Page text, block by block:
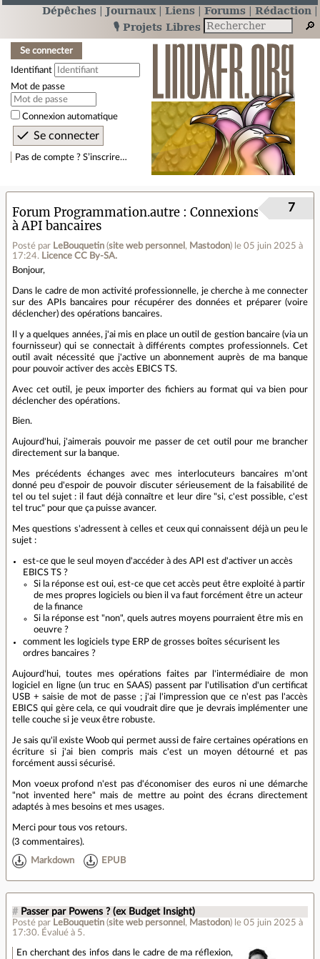
Dépêches Journaux Liens Forums
Rédaction
🎙️ Projets Libres
Se connecter
Identifiant
Mot de passe
Connexion automatique
Pas de compte ? S’inscrire…
Forum Programmation.autre
Connexions
à API bancaires
Posté par LeBouquetin (site web personnel , Mastodon) le 05 juin 2025 à
17:24. Licence CC By‑SA.
7
Bonjour,
Dans le cadre de mon activité professionnelle, je cherche à me connecter
sur des APIs bancaires pour récupérer des données et préparer (voire
déclencher) des opérations bancaires.
Il y a quelques années, j'ai mis en place un outil de gestion bancaire (via un
fournisseur) qui se connectait à différents comptes professionnels. Cet
outil avait nécessité que j'active un abonnement auprès de ma banque
pour pouvoir activer des accès EBICS TS.
Avec cet outil, je peux importer des fichiers au format qui va bien pour
déclencher des opérations.
Bien.
Aujourd'hui, j'aimerais pouvoir me passer de cet outil pour me brancher
directement sur la banque.
Mes précédents échanges avec mes interlocuteurs bancaires m'ont
donné peu d'espoir de pouvoir discuter sérieusement de la faisabilité de
tel ou tel sujet : il faut déjà connaître et leur dire "si, c'est possible, c'est
tel truc" pour que ça puisse avancer.
Mes questions s'adressent à celles et ceux qui connaissent déjà un peu le
sujet :
est-ce que le seul moyen d'accéder à des API est d'activer un accès
EBICS TS ?
Si la réponse est oui, est-ce que cet accès peut être exploité à partir
de mes propres logiciels ou bien il va faut forcément être un acteur
de la finance
Si la réponse est "non", quels autres moyens pourraient être mis en
oeuvre ?
comment les logiciels type ERP de grosses boîtes sécurisent les
ordres bancaires ?
Aujourd'hui, toutes mes opérations faites par l'intermédiaire de mon
logiciel en ligne (un truc en SAAS) passent par l'utilisation d'un certificat
USB + saisie de mot de passe ; j'ai l'impression que ce n'est pas l'accès
EBICS qui gère cela, ce qui voudrait dire que je devrais implémenter une
telle couche si je veux être robuste.
Je sais qu'il existe Woob qui permet aussi de faire certaines opérations en
écriture si j'ai bien compris mais c'est un moyen détourné et pas
forcément aussi sécurisé.
Mon voeux profond n'est pas d'économiser des euros ni une démarche
"not invented here" mais de mettre au point des écrans directement
adaptés à mes besoins et mes usages.
Merci pour tous vos retours.
(3 commentaires).
Markdown EPUB
# Passer par Powens ? (ex Budget Insight)
Posté par LeBouquetin (site web personnel , Mastodon) le 05 juin 2025 à
17:30. Évalué à 5.
En cherchant des infos dans le cadre de ma réflexion,